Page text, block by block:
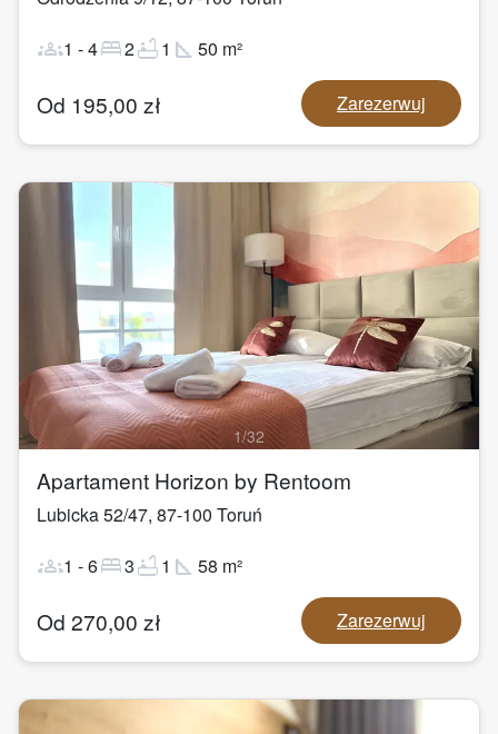
groups1 -4bed2bathtub1 square_foot 50 m²
Od 195,00 zł Zarezerwuj
1/32
Apartament Horizon by Rentoom
Lubicka 52/47, 87-100 Toruń
groups1 -6bed3bathtub1 square_foot 58 m²
Od 270,00 zł Zarezerwuj